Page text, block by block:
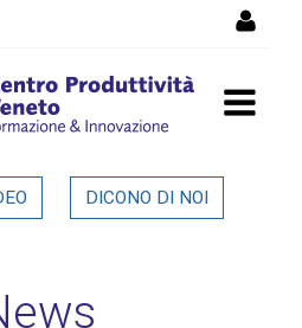
allo sportello
DICONO DI NOI